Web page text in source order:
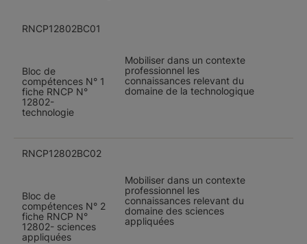
RNCP12802BC01
Bloc de
compétences N° 1
fiche RNCP N°
12802-
technologie
Mobiliser dans un contexte
professionnel les
connaissances relevant du
domaine de la technologique
RNCP12802BC02
Bloc de
compétences N° 2
fiche RNCP N°
12802- sciences
appliquées
Mobiliser dans un contexte
professionnel les
connaissances relevant du
domaine des sciences
appliquées